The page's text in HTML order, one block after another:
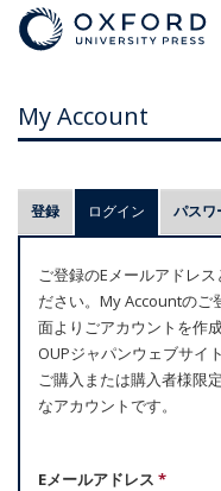
My Account
プ
ラ
マ
リ
ー
タ
ブ
登録 ログイン (アクティ
パスワ
ご登録のEメールアドレ
ださい。My Accountのご
面よりごアカウントを作
OUPジャパンウェブサイ
ご購入または購入者様限
なアカウントです。
Eメールアドレス *